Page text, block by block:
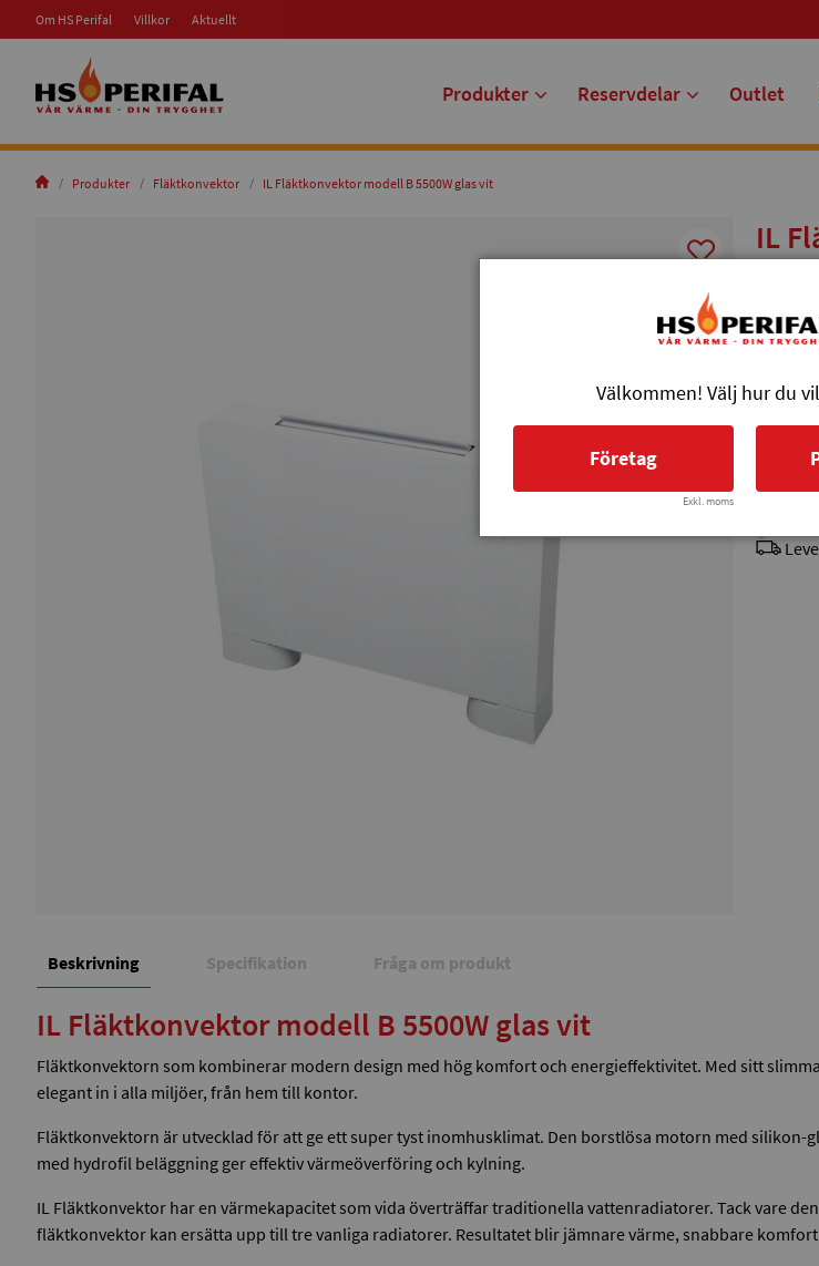
Om HS Perifal Villkor Aktuellt
Produkter Reservdelar Outlet
Produkter Fläktkonvektor IL Fläktkonvektor modell B 5500W glas vit
IL
Med
Artikelnr:
9
Beskrivning Specifikation Fråga om produkt
IL Fläktkonvektor modell B 5500W glas vit
Fläktkonvektorn som kombinerar modern design med hög komfort och energieffektivitet. Med sitt
elegant in i alla miljöer, från hem till kontor.
Fläktkonvektorn är utvecklad för att ge ett super tyst inomhusklimat. Den borstlösa motorn med
med hydrofil beläggning ger effektiv värmeöverföring och kylning.
IL Fläktkonvektor har en värmekapacitet som vida överträffar traditionella vattenradiatorer. Tack vare
fläktkonvektor kan ersätta upp till tre vanliga radiatorer. Resultatet blir jämnare värme, snabbare
Välkommen! Välj hur du
Företag
Exkl. moms